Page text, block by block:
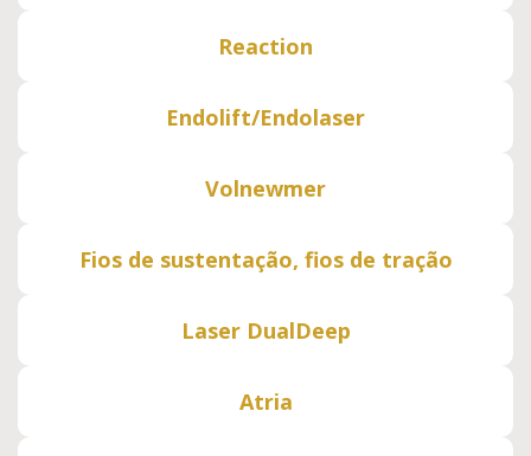
Reaction
Endolift/Endolaser
Volnewmer
Fios de sustentação, fios de tração
Laser DualDeep
Atria